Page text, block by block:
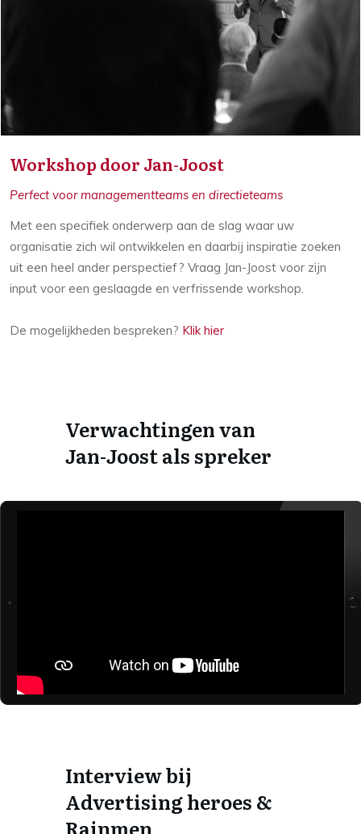
Workshop door Jan-Joost
Perfect voor managementteams en directieteams
Met een specifiek onderwerp aan de slag waar uw
organisatie zich wil ontwikkelen en daarbij inspiratie zoeken
uit een heel ander perspectief? Vraag Jan-Joost voor zijn
input voor een geslaagde en verfrissende workshop.
De mogelijkheden bespreken? Klik hier
Verwachtingen van
Jan-Joost als spreker
Interview bij
Advertising heroes &
Rainmen